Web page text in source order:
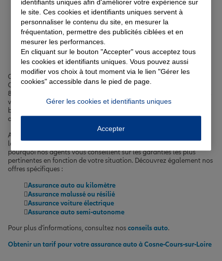
Votre assurance auto, moto
ou scooter à Cosne-Cours-
sur-Loire
Que vous circuliez en voiture, à moto ou en scooter dans les rues de
Cosne-Cours-sur-Loire, comme la rue du 14 Juillet ou l'avenue du
85ème de Ligne,
vous proposons des formules adaptées à votre profil et à votre
budget, avec des options supplémentaires pour une protection
optimale.
Accidents, vol, incendie, bris de glace… les risques sont nombreux
lorsqu'on possède un véhicule à Cosne-Cours-sur-Loire. C'est
pourquoi nos agents vous conseillent sur les garanties les plus
pertinentes en fonction de votre situation. Découvrez également nos
offres spécifiques :
Assurance auto au kilomètre
Assurance malussé ou résilié
Assurance voiture électrique
Assurance auto semi-autonome
Pour plus d'informations, consultez nos conseils auto.
Obtenir un tarif pour votre assurance auto à Cosne-Cours-sur-Loire
le site. Ces cookies et identifiants uniques servent à
personnaliser le contenu du site, en mesurer la
fréquentation, permettre des publicités ciblées et en
mesurer les performances.
En cliquant sur le bouton "Accepter" vous acceptez tous
les cookies et identifiants uniques. Vous pouvez aussi
modifier vos choix à tout moment via le lien "Gérer les
cookies" accessible dans le pied de page.
Gérer les cookies et identifiants uniques
Accepter